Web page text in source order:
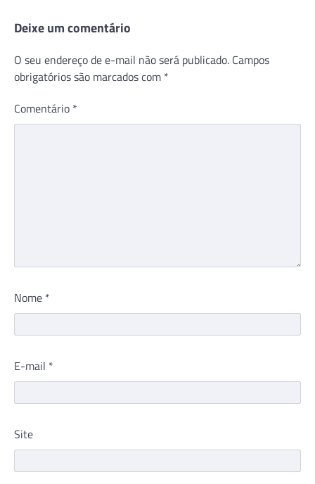
Deixe um comentário
O seu endereço de e-mail não será publicado. Campos
obrigatórios são marcados com *
Comentário *
Nome *
E-mail *
Site